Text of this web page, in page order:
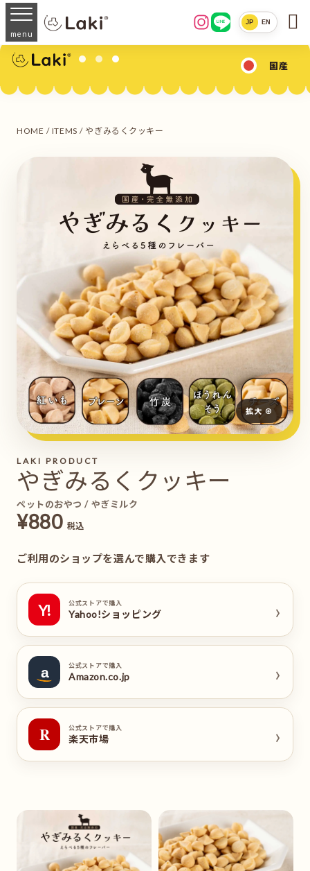
menu
LINE JP EN 
国産
HOME /ITEMS / やぎみるくクッキー
拡大 ⊕
LAKI PRODUCT
やぎみるくクッキー
ペットのおやつ / やぎミルク
¥880 税込
ご利用のショップを選んで購入できます
Y! 公式ストアで購入
Yahoo!ショッピング ›
a 公式ストアで購入
Amazon.co.jp ›
R 公式ストアで購入
楽天市場 ›